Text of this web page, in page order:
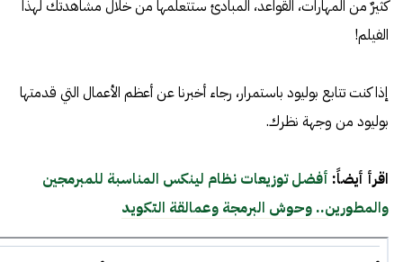
كثيرٌ من المهارات، القواعد، المبادئ ستتعلمها من خلال مشاهدتك لهذا
الفيلم!
إذا كنت تتابع بوليود باستمرار، رجاء أخبرنا عن أعظم الأعمال التي قدمتها
بوليود من وجهة نظرك.
اقرأ أيضاً: أفضل توزيعات نظام لينكس المناسبة للمبرمجين
والمطورين.. وحوش البرمجة وعمالقة التكويد